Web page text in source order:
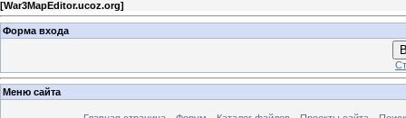
[War3MapEditor.ucoz.org]
Форма входа
Меню сайта